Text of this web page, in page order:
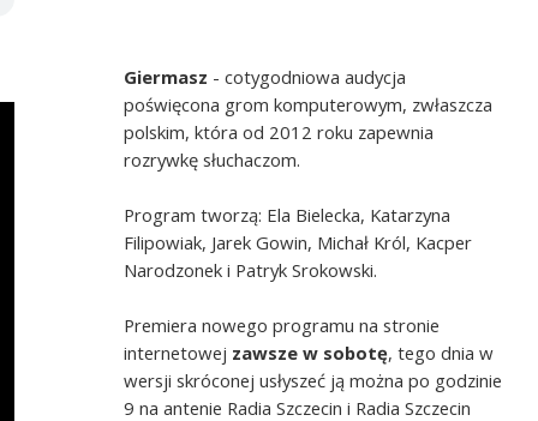
Giermasz - cotygodniowa audycja
poświęcona grom komputerowym, zwłaszcza
polskim, która od 2012 roku zapewnia
rozrywkę słuchaczom.
Program tworzą: Ela Bielecka, Katarzyna
Filipowiak, Jarek Gowin, Michał Król, Kacper
Narodzonek i Patryk Srokowski.
Premiera nowego programu na stronie
internetowej zawsze w sobotę, tego dnia w
wersji skróconej usłyszeć ją można po godzinie
9 na antenie Radia Szczecin i Radia Szczecin